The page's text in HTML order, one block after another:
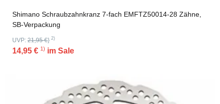
Shimano Schraubzahnkranz 7-fach EMFTZ50014-28 Zähne,
SB-Verpackung
UVP: 21,95 €} 2)
14,95 € 1) im Sale